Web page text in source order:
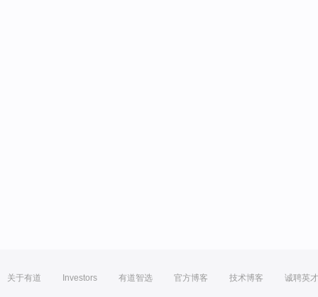
关于有道 Investors 有道智选 官方博客 技术博客 诚聘英才